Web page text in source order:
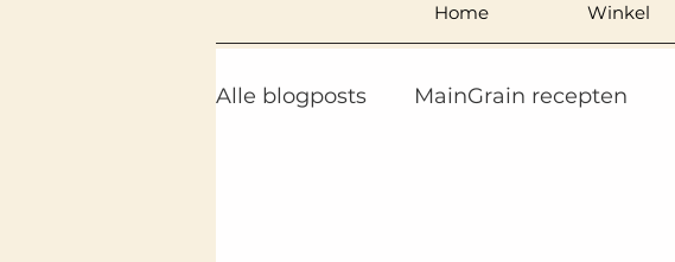
Home Winkel
Alle blogposts MainGrain recepten